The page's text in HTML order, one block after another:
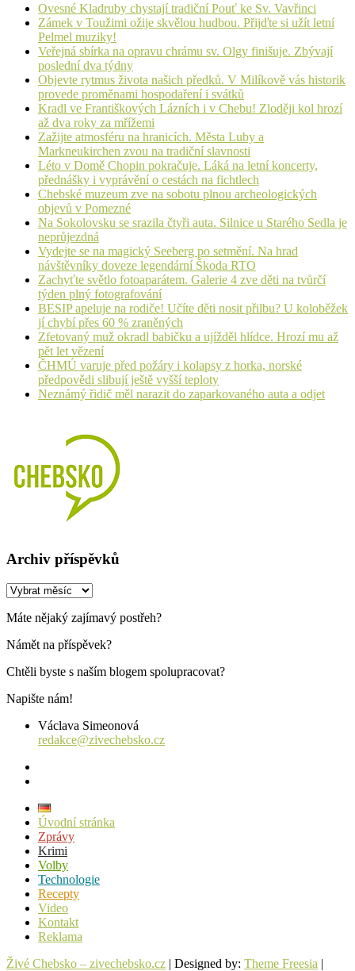
Ovesné Kladruby chystají tradiční Pouť ke Sv. Vavřinci
Zámek v Toužimi ožije skvělou hudbou. Přijďte si užít letní
Pelmel muziky!
Veřejná sbírka na opravu chrámu sv. Olgy finišuje. Zbývají
poslední dva týdny
Objevte rytmus života našich předků. V Milíkově vás historik
provede proměnami hospodaření i svátků
Kradl ve Františkových Lázních i v Chebu! Zloději kol hrozí
až dva roky za mřížemi
Zažijte atmosféru na hranicích. Města Luby a
Markneukirchen zvou na tradiční slavnosti
Léto v Domě Chopin pokračuje. Láká na letní koncerty,
přednášky i vyprávění o cestách na fichtlech
Chebské muzeum zve na sobotu plnou archeologických
objevů v Pomezné
Na Sokolovsku se srazila čtyři auta. Silnice u Starého Sedla je
neprůjezdná
Vydejte se na magický Seeberg po setmění. Na hrad
návštěvníky doveze legendární Škoda RTO
Zachyťte světlo fotoaparátem. Galerie 4 zve děti na tvůrčí
týden plný fotografování
BESIP apeluje na rodiče! Učíte děti nosit přilbu? U koloběžek
jí chybí přes 60 % zraněných
Zfetovaný muž okradl babičku a ujížděl hlídce. Hrozí mu až
pět let vězení
ČHMÚ varuje před požáry i kolapsy z horka, norské
předpovědi slibují ještě vyšší teploty
Neznámý řidič měl narazit do zaparkovaného auta a odjet
Archiv příspěvků
Archiv
Máte nějaký zajímavý postřeh?
Námět na příspěvek?
Chtěli byste s naším blogem spolupracovat?
Napište nám!
Václava Simeonová
redakce@zivechebsko.cz
Úvodní stránka
Zprávy
Krimi
Volby
Technologie
Recepty
Video
Kontakt
Reklama
Živé Chebsko – zivechebsko.cz | Designed by: Theme Freesia |